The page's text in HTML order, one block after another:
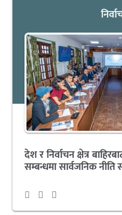
देश र निर्वाचन क्षेत्र
सम्बन्धमा सार्वजनिक नीति